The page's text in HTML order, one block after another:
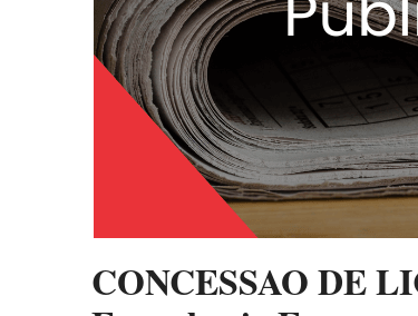
CONCESSAO DE